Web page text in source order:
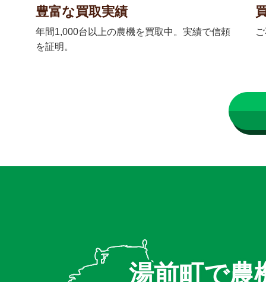
豊富な買取実績
年間1,000台以上の農機を買取中。実績で信頼
を証明。
湯前町で農